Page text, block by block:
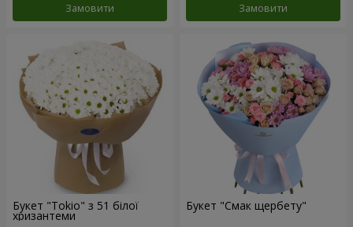
Замовити Замовити
Букет "Tokio" з 51 білої
хризантеми
Букет "Смак щербету"